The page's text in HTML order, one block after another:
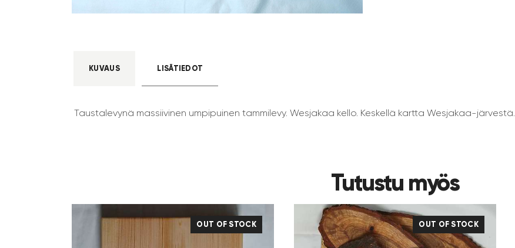
KUVAUS LISÄTIEDOT
Taustalevynä massiivinen umpipuinen tammilevy. Wesjakaa kello. Keskellä kartta Wesjakaa-järvestä.
Tutustu myös
OUT OF STOCK OUT OF STOCK